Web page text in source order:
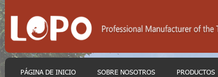
PÁGINA DE INICIO SOBRE NOSOTROS PRODUCTOS